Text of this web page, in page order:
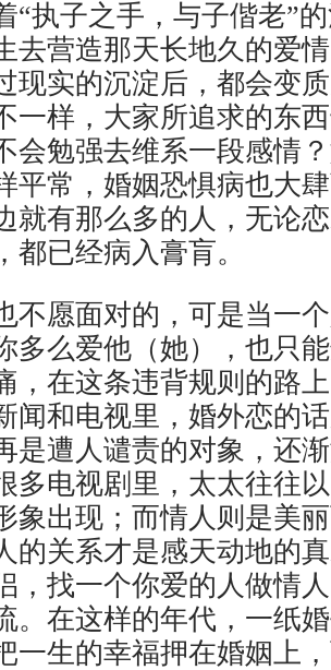
“执子之手，与子偕老”
去营造那天长地久的爱
现实的沉淀后，都会变
一样，大家所追求的东
会勉强去维系一段感情
平常，婚姻恐惧病也大
就有那么多的人，无论
都已经病入膏肓。
不愿面对的，可是当一
多么爱他（她），也只
，在这条违背规则的路
闻和电视里，婚外恋的
是遭人谴责的对象，还
多电视剧里，太太往往
象出现；而情人则是美
的关系才是感天动地的
，找一个你爱的人做情
。在这样的年代，一纸
一生的幸福押在婚姻上